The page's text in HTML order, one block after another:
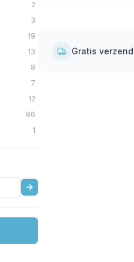
31
19
8
2
2
1
1
1
2
3
19
13
8
7
12
86
1
10
14
Gratis